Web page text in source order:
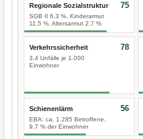
Regionale Sozialstruktur
SGB II 6,3 %, Kinderarmut
11,5 %, Altersarmut 2,7 %
75
Verkehrssicherheit
3,4 Unfälle je 1.000
Einwohner
78
Schienenlärm
EBA: ca. 1.285 Betroffene,
9,7 % der Einwohner
56